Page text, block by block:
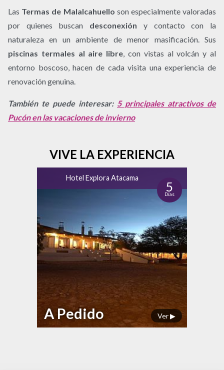
Las Termas de Malalcahuello son especialmente valoradas
por quienes buscan desconexión y contacto con la
naturaleza en un ambiente de menor masificación. Sus
piscinas termales al aire libre , con vistas al volcán y al
entorno boscoso, hacen de cada visita una experiencia de
renovación genuina.
También te puede interesar: 5 principales atractivos de
Pucón en las vacaciones de invierno
VIVE LA EXPERIENCIA
Hotel Explora Atacama
5
Días
Ver ▶
A Pedido